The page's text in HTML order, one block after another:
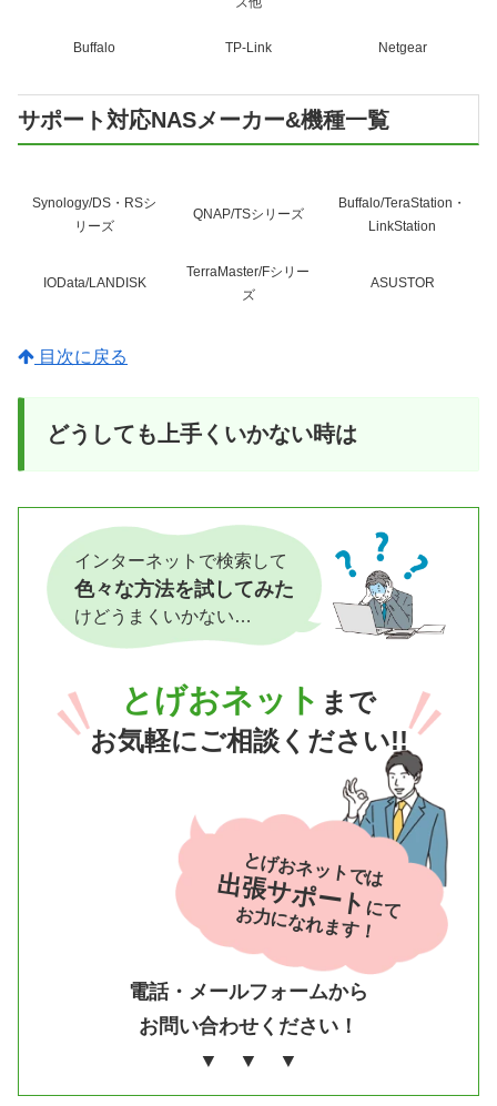
Buffalo TP-Link Netgear
サポート対応NASメーカー&機種一覧
Synology/DS・RSシ
リーズ
QNAP/TSシリーズ
Buffalo/TeraStation・
LinkStation
IOData/LANDISK
TerraMaster/Fシリー
ズ
ASUSTOR
目次に戻る
どうしても上手くいかない時は
インターネットで検索して
色々な方法を試してみた
けどうまくいかない…
とげおネット まで
お気軽にご相談ください!!
電話・メールフォームから
お問い合わせください！
▼ ▼ ▼
とげおネットでは
出張サポートにて
お力になれます！